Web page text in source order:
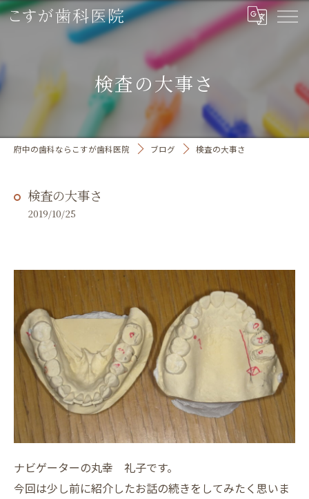
検査の大事さ
府中の歯科ならこすが歯科医院 ブログ 検査の大事さ
検査の大事さ
2019/10/25
ナビゲーターの丸幸 礼子です。
今回は少し前に紹介したお話の続きをしてみたく思いま